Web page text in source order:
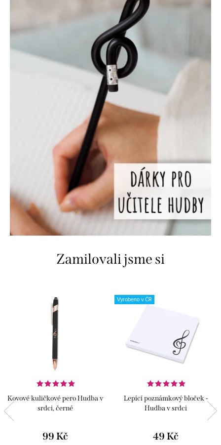
Zamilovali jsme si
Kovové kuličkové pero Hudba v
srdci, černé
99 Kč
Vyrobeno v ČR
Lepící poznámkový bloček -
Hudba v srdci
49 Kč